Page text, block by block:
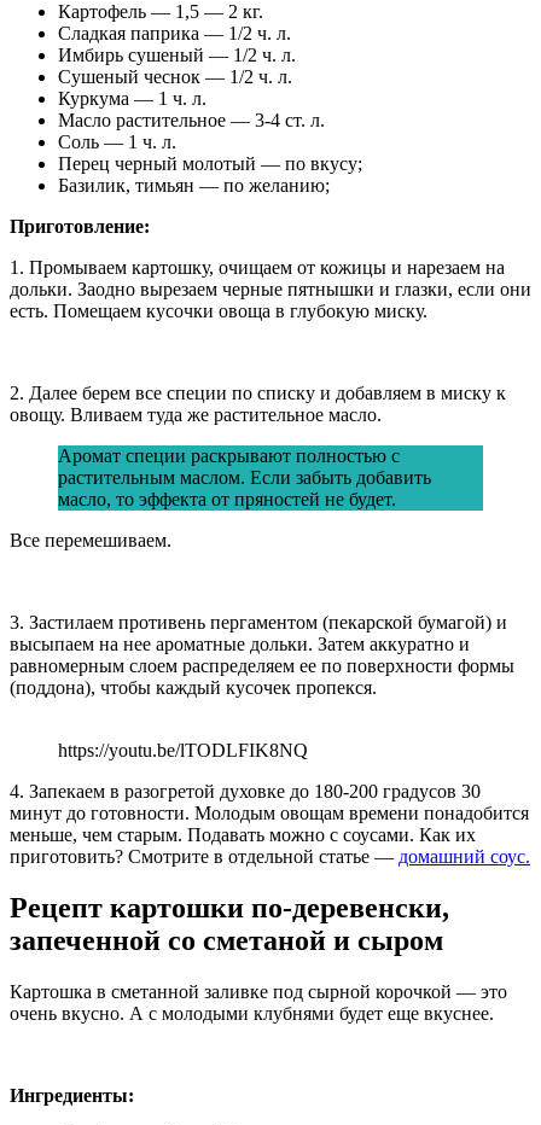
Картофель — 1,5 — 2 кг.
Сладкая паприка — 1/2 ч. л.
Имбирь сушеный — 1/2 ч. л.
Сушеный чеснок — 1/2 ч. л.
Куркума — 1 ч. л.
Масло растительное — 3-4 ст. л.
Соль — 1 ч. л.
Перец черный молотый — по вкусу;
Базилик, тимьян — по желанию;
Приготовление:
1. Промываем картошку, очищаем от кожицы и нарезаем на
дольки. Заодно вырезаем черные пятнышки и глазки, если они
есть. Помещаем кусочки овоща в глубокую миску.
2. Далее берем все специи по списку и добавляем в миску к
овощу. Вливаем туда же растительное масло.
Аромат специи раскрывают полностью с
растительным маслом. Если забыть добавить
масло, то эффекта от пряностей не будет.
Все перемешиваем.
3. Застилаем противень пергаментом (пекарской бумагой) и
высыпаем на нее ароматные дольки. Затем аккуратно и
равномерным слоем распределяем ее по поверхности формы
(поддона), чтобы каждый кусочек пропекся.
https://youtu.be/lTODLFIK8NQ
4. Запекаем в разогретой духовке до 180-200 градусов 30
минут до готовности. Молодым овощам времени понадобится
меньше, чем старым. Подавать можно с соусами. Как их
приготовить? Смотрите в отдельной статье — домашний соус.
Рецепт картошки по-деревенски,
запеченной со сметаной и сыром
Картошка в сметанной заливке под сырной корочкой — это
очень вкусно. А с молодыми клубнями будет еще вкуснее.
Ингредиенты: